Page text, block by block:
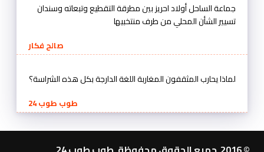
جماعة الساحل أولاد احريز بين مطرقة التقطيع وتبعاته وسندان
تسيير الشأن المحلي من طرف منتخبيها
صالح فكار
لماذا يحارب المثقفون المغاربة اللغة الدارجة بكل هذه الشراسة؟
طوب طوب 24